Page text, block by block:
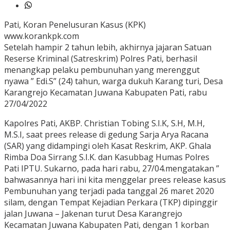
Pati, Koran Penelusuran Kasus (KPK)
www.korankpk.com
Setelah hampir 2 tahun lebih, akhirnya jajaran Satuan
Reserse Kriminal (Satreskrim) Polres Pati, berhasil
menangkap pelaku pembunuhan yang merenggut
nyawa ” Edi.S” (24) tahun, warga dukuh Karang turi, Desa
Karangrejo Kecamatan Juwana Kabupaten Pati, rabu
27/04/2022
Kapolres Pati, AKBP. Christian Tobing S.I.K, S.H, M.H,
M.S.I, saat prees release di gedung Sarja Arya Racana
(SAR) yang didampingi oleh Kasat Reskrim, AKP. Ghala
Rimba Doa Sirrang S.I.K. dan Kasubbag Humas Polres
Pati IPTU. Sukarno, pada hari rabu, 27/04.mengatakan ”
bahwasannya hari ini kita menggelar prees release kasus
Pembunuhan yang terjadi pada tanggal 26 maret 2020
silam, dengan Tempat Kejadian Perkara (TKP) dipinggir
jalan Juwana – Jakenan turut Desa Karangrejo
Kecamatan Juwana Kabupaten Pati, dengan 1 korban